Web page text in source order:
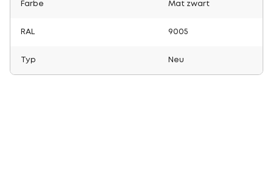
Farbe Mat zwart
RAL 9005
Typ Neu